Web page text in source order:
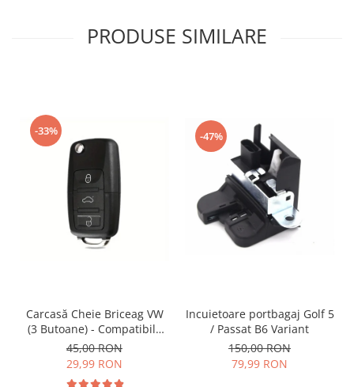
PRODUSE SIMILARE
-33%
Carcasă Cheie Briceag VW
(3 Butoane) - Compatibilă
Golf 5, Jetta, Touran etc
45,00 RON
29,99 RON
-47%
Incuietoare portbagaj Golf 5
/ Passat B6 Variant
150,00 RON
79,99 RON